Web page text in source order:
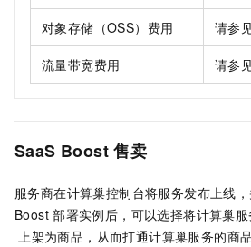
对象存储（OSS）费用 请参
流量带宽费用 请参
SaaS Boost 售卖
服务商在计算巢控制台将服务发布上线
Boost 部署实例后，可以选择将计算巢
上架为商品，从而打通计算巢服务的商